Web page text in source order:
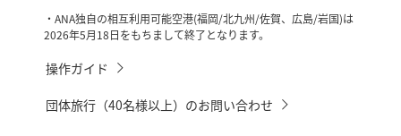
チェックイン・チェックアウトを選択
・ANA独自の相互利用可能空港(福岡/北九州/佐賀、広島/岩国)は
2026年5月18日をもちまして終了となります。
操作ガイド
団体旅行（40名様以上）のお問い合わせ